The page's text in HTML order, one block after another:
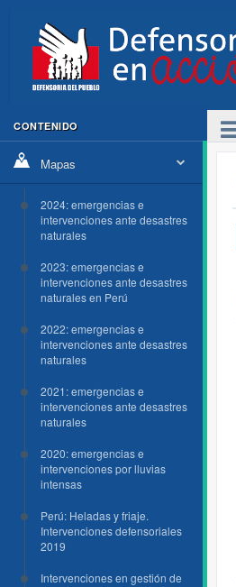
CONTENIDO
Mapas
2024: emergencias e
intervenciones ante desastres
naturales
2023: emergencias e
intervenciones ante desastres
naturales en Perú
2022: emergencias e
intervenciones ante desastres
naturales
2021: emergencias e
intervenciones ante desastres
naturales
2020: emergencias e
intervenciones por lluvias
intensas
Perú: Heladas y friaje.
Intervenciones defensoriales
2019
Intervenciones en gestión de